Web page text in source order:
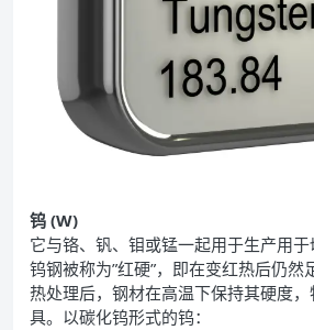
钨 (W)
它与铬、钒、钼或锰一起用于生产用于
钨钢被称为”红硬”，即在变红热后仍然
热处理后，钢材在高温下保持其硬度
具。以碳化钨形式的钨：